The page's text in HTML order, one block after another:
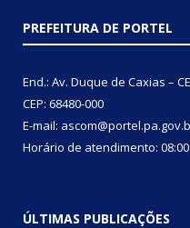
PREFEITURA DE PORTEL
End.: Av. Duque de Caxias –
CEP: 68480-000
E-mail:
Horário de atendimento:
ÚLTIMAS PUBLICAÇÕES